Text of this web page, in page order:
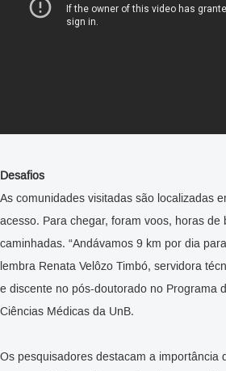
Desafios
As comunidades visitadas são localizadas
acesso. Para chegar, foram voos, horas de
caminhadas. “Andávamos 9 km por dia
lembra Renata Velôzo Timbó, servidora
e discente no pós-doutorado no Programa
Ciências Médicas da UnB.
Os pesquisadores destacam a importância